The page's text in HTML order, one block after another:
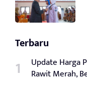
Terbaru
Update Harga
Rawit Merah,